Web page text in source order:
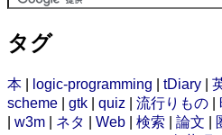
タグ
本 logic-programming tDiary
scheme
gtk quiz 流行りもの
w3m ネタ Web 検索 論文